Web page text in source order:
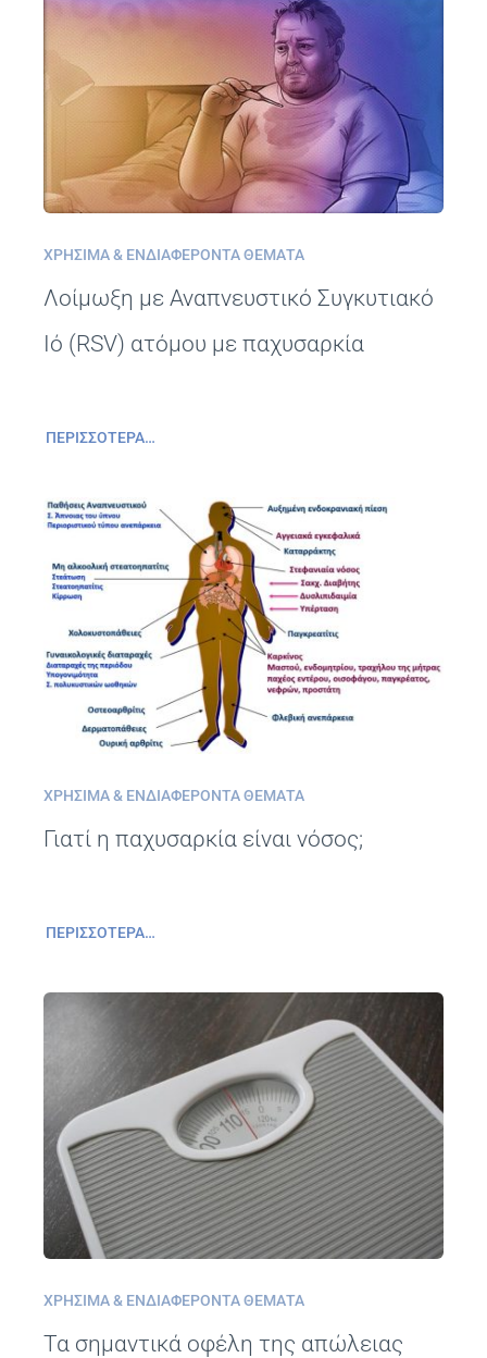
ΧΡΉΣΙΜΑ & ΕΝΔΙΑΦΈΡΟΝΤΑ ΘΈΜΑΤΑ
Λοίμωξη με Αναπνευστικό Συγκυτιακό
Ιό (RSV) ατόμου με παχυσαρκία
ΠΕΡΙΣΣΌΤΕΡΑ…
ΧΡΉΣΙΜΑ & ΕΝΔΙΑΦΈΡΟΝΤΑ ΘΈΜΑΤΑ
Γιατί η παχυσαρκία είναι νόσος;
ΠΕΡΙΣΣΌΤΕΡΑ…
ΧΡΉΣΙΜΑ & ΕΝΔΙΑΦΈΡΟΝΤΑ ΘΈΜΑΤΑ
Τα σημαντικά οφέλη της απώλειας